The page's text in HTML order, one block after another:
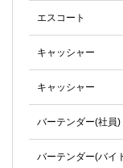
エスコート
キャッシャー
キャッシャー
バーテンダー(社員)
バーテンダー(バイ